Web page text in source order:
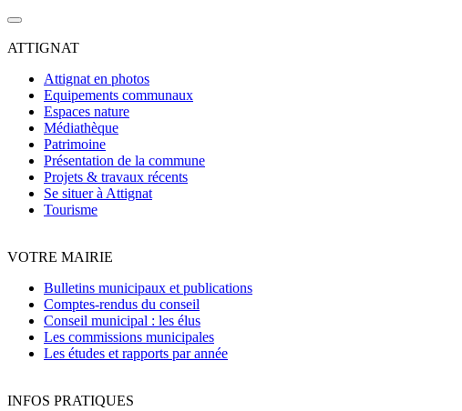
ATTIGNAT
Attignat en photos
Equipements communaux
Espaces nature
Médiathèque
Patrimoine
Présentation de la commune
Projets & travaux récents
Se situer à Attignat
Tourisme
VOTRE MAIRIE
Bulletins municipaux et publications
Comptes-rendus du conseil
Conseil municipal : les élus
Les commissions municipales
Les études et rapports par année
INFOS PRATIQUES